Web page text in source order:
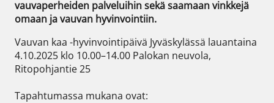
vauvaperheiden palveluihin sekä saamaan vinkkejä
omaan ja vauvan hyvinvointiin.
Vauvan kaa -hyvinvointipäivä Jyväskylässä lauantaina
4.10.2025 klo 10.00–14.00 Palokan neuvola,
Ritopohjantie 25
Tapahtumassa mukana ovat: